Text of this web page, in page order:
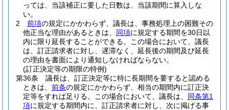
っては、当該補正に要した日数は、当該期間に算入しな
い。
2
前項の規定にかかわらず、議長は、事務処理上の困難その
他正当な理由があるときは、 同項に規定する期間を30日以
内に限り延長することができる。
この場合において、議長
は、訂正請求者に対し、遅滞なく、延長後の期間及び延長
の理由を書面により通知しなければならない。
(訂正決定等の期限の特例)
第36条
議長は、訂正決定等に特に長期間を要すると認める
ときは、 前条の規定にかかわらず、相当の期間内に訂正決
定等をすれば足りる。
この場合において、議長は、 同条第1
項に規定する期間内に、訂正請求者に対し、次に掲げる事